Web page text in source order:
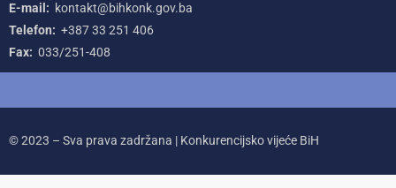
E-mail: kontakt@bihkonk.gov.ba
Telefon: +387‌ 33‌ 251‌ 406
Fax: 033/251-408
© 2023 – Sva prava zadržana | Konkurencijsko vijeće BiH